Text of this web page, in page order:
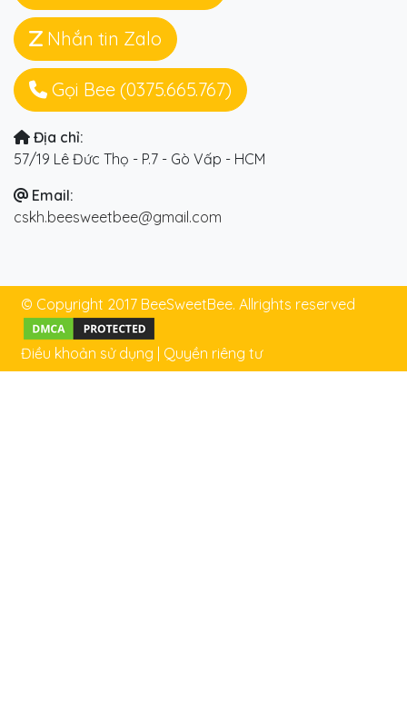
Nhắn tin Zalo
Gọi Bee (0375.665.767)
Địa chỉ:
57/19 Lê Đức Thọ - P.7 - Gò Vấp - HCM
Email:
cskh.beesweetbee@gmail.com
© Copyright 2017 BeeSweetBee. Allrights reserved
Điều khoản sử dụng | Quyền riêng tư